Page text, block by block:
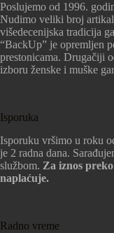
Poslujemo od 1996.
Nudimo veliki broj
višedecenijska tradicija
“BackUp” je opremljen
prestonicama. Drugačiji
izboru ženske i muške
Isporuka
Isporuku vršimo u roku
je 2 radna dana.
službom. Za iznos
naplaćuje.
Radno vreme